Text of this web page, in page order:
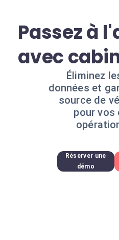
Passez à
avec
Éliminez
données et
source de
pour vos
Réserver une
démo